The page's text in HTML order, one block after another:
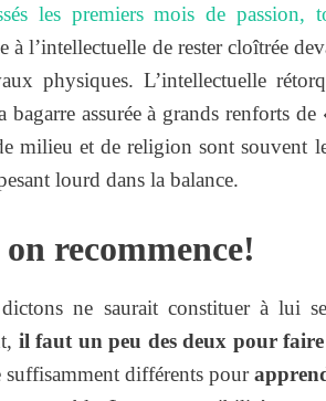
les premiers mois de passion,
à l’intellectuelle de rester cloîtrée
physiques. L’intellectuelle
bagarre assurée à grands renforts
milieu et de religion sont souvent
lourd dans la balance.
recommence!
ne saurait constituer à lui
il faut un peu des deux pour
différents pour